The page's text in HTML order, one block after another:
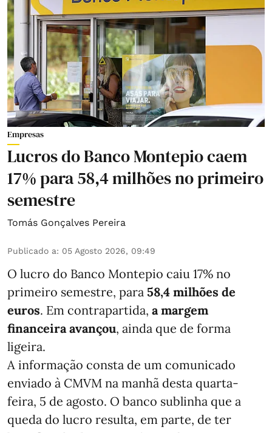
Empresas
Lucros do Banco Montepio caem
17% para 58,4 milhões no primeiro
semestre
Tomás Gonçalves Pereira
Publicado a: 05 Agosto 2026, 09:49
O lucro do Banco Montepio caiu 17% no
primeiro semestre, para 58,4 milhões de
euros. Em contrapartida, a margem
financeira avançou, ainda que de forma
ligeira.
A informação consta de um comunicado
enviado à CMVM na manhã desta quarta-
feira, 5 de agosto. O banco sublinha que a
queda do lucro resulta, em parte, de ter